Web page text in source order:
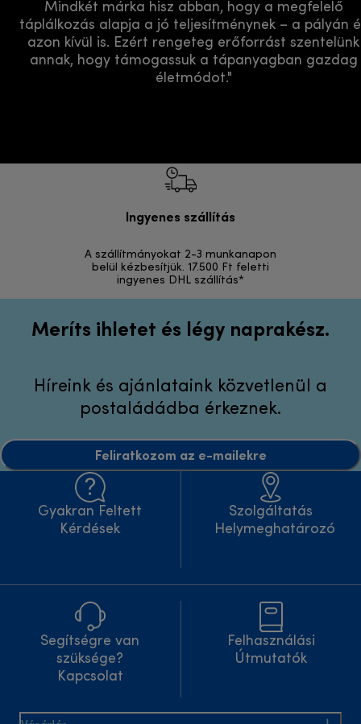
Mindkét márka hisz abban, hogy a megfelelő
táplálkozás alapja a jó teljesítménynek – a pályán
azon kívül is. Ezért rengeteg erőforrást szentelünk
annak, hogy támogassuk a tápanyagban gazdag
életmódot."
Ingyenes szállítás
A szállítmányokat 2-3 munkanapon
belül kézbesítjük. 17.500 Ft feletti
ingyenes DHL szállítás*
Meríts ihletet és légy naprakész.
Híreink és ajánlataink közvetlenül a
postaládádba érkeznek.
Feliratkozom az e-mailekre
Gyakran Feltett
Kérdések
Szolgáltatás
Helymeghatározó
Segítségre van
szüksége?
Kapcsolat
Felhasználási
Útmutatók